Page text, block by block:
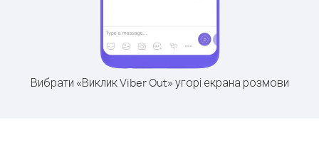
Вибрати «Виклик Viber Out» угорі екрана розмови